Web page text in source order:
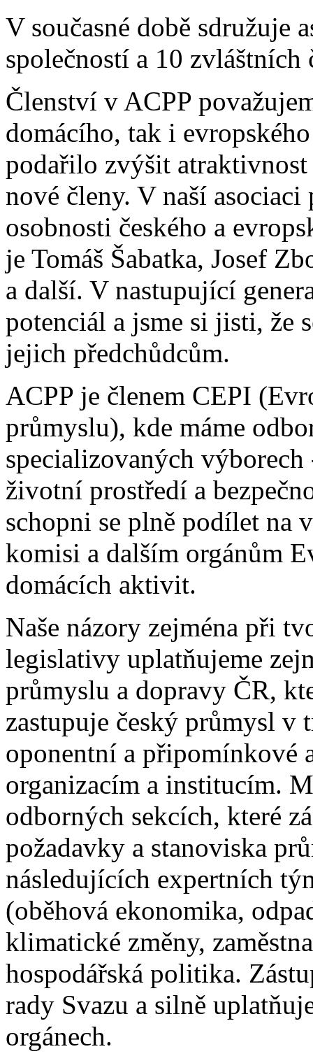
V současné době sdružuje
společností a 10 zvláštních
Členství v ACPP
domácího, tak i
podařilo zvýšit
nové členy. V naší
osobnosti českého a
je Tomáš Šabatka, Josef
a další. V nastupující
potenciál a jsme si jisti, že
jejich předchůdcům.
ACPP je členem CEPI
průmyslu), kde máme
specializovaných
životní prostředí a
schopni se plně podílet na
komisi a dalším orgánům
domácích aktivit.
Naše názory zejména při
legislativy uplatňujeme
průmyslu a dopravy ČR,
zastupuje český průmysl v
oponentní a připomínkové
organizacím a institucím.
odborných sekcích, které
požadavky a stanoviska
následujících expertních
(oběhová ekonomika,
klimatické změny,
hospodářská politika.
rady Svazu a silně
orgánech.